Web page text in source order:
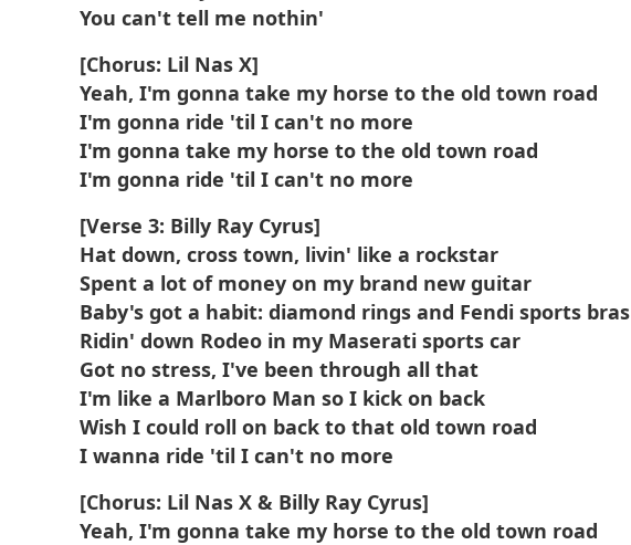
You can't tell me nothin'
[Chorus: Lil Nas X]
Yeah, I'm gonna take my horse to the old town road
I'm gonna ride 'til I can't no more
I'm gonna take my horse to the old town road
I'm gonna ride 'til I can't no more
[Verse 3: Billy Ray Cyrus]
Hat down, cross town, livin' like a rockstar
Spent a lot of money on my brand new guitar
Baby's got a habit: diamond rings and Fendi sports bras
Ridin' down Rodeo in my Maserati sports car
Got no stress, I've been through all that
I'm like a Marlboro Man so I kick on back
Wish I could roll on back to that old town road
I wanna ride 'til I can't no more
[Chorus: Lil Nas X & Billy Ray Cyrus]
Yeah, I'm gonna take my horse to the old town road